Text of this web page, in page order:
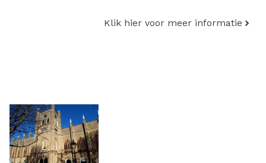
Klik hier voor meer informatie